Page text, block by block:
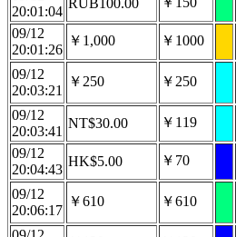
20:01:04
RUB100.00
09/12
20:01:26
￥1,000 ￥1000
09/12
20:03:21
￥250 ￥250
09/12
20:03:41
NT$30.00 ￥119
09/12
20:04:43
HK$5.00 ￥70
09/12
20:06:17
￥610 ￥610